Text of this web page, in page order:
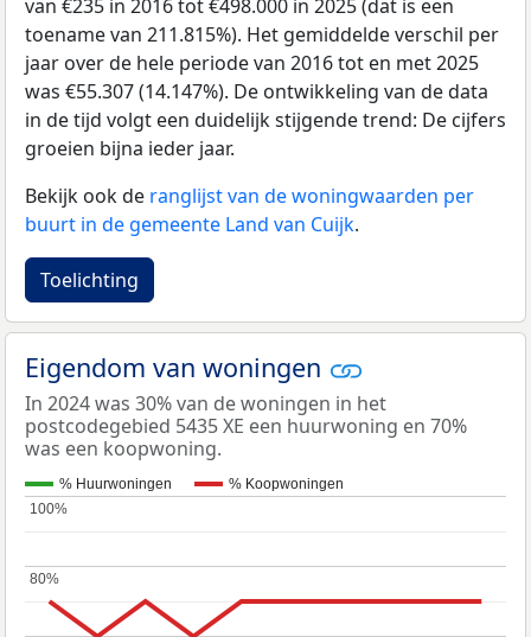
van €235 in 2016 tot €498.000 in 2025 (dat is een
toename van 211.815%). Het gemiddelde verschil per
jaar over de hele periode van 2016 tot en met 2025
was €55.307 (14.147%). De ontwikkeling van de data
in de tijd volgt een duidelijk stijgende trend: De cijfers
groeien bijna ieder jaar.
Bekijk ook de ranglijst van de woningwaarden per
buurt in de gemeente Land van Cuijk.
Toelichting
Eigendom van woningen
In 2024 was 30% van de woningen in het
postcodegebied 5435 XE een huurwoning en 70%
was een koopwoning.
% Huurwoningen % Koopwoningen
80%
80%
100%
100%